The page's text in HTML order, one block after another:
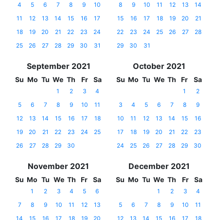
4
5 6 7 8 9
10
11
12 13 14 15 16
17
18
19 20 21 22 23
24
25
26 27 28 29 30 31
8
9 10 11 12 13
14
15
16 17 18 19 20
21
22
23 24 25 26 27
28
29
30 31
September 2021
Su Mo Tu We Th Fr Sa
1 2 3
4
5
6 7 8 9 10
11
12
13 14 15 16 17
18
19
20 21 22 23 24
25
26
27 28 29 30
October 2021
Su Mo Tu We Th Fr Sa
1
2
3
4 5 6 7 8
9
10
11 12 13 14 15
16
17
18 19 20 21 22
23
24
25 26 27 28 29 30
November 2021
Su Mo Tu We Th Fr Sa
1 2 3 4 5
6
7
8 9 10 11 12
13
14
15 16 17 18 19
20
December 2021
Su Mo Tu We Th Fr Sa
1 2 3
4
5
6 7 8 9 10
11
12
13 14 15 16 17
18